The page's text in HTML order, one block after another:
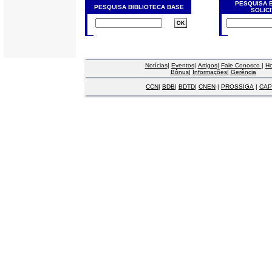
PESQUISA BIBLIOTECA BASE
PESQUISA
Notícias| Eventos| Artigos| Fale Conosco |
Bônus| Informações| Gerência
CCN| BDB| BDTD| CNEN | PROSSIGA |